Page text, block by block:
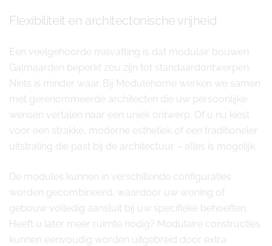
Flexibiliteit en architectonische vrijheid
Een veelgehoorde misvatting is dat modulair bouwen
Galmaarden beperkt zou zijn tot standaardontwerpen.
Niets is minder waar. Bij Modulehome werken we samen
met gerenommeerde architecten die uw persoonlijke
wensen vertalen naar een uniek ontwerp. Of u nu kiest
voor een strakke, moderne esthetiek of een traditioneler
uitstraling die past bij de architectuur – alles is mogelijk.
De modules kunnen in verschillende configuraties
worden gecombineerd, waardoor uw woning of
gebouw volledig aansluit bij uw specifieke behoeften.
Heeft u later meer ruimte nodig? Modulaire constructies
kunnen eenvoudig worden uitgebreid door extra